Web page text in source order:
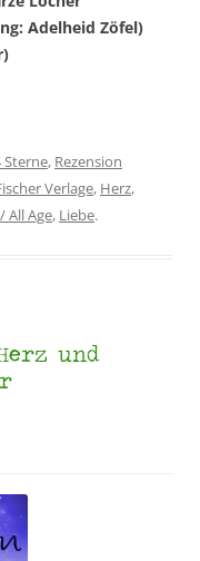
Adelheid Zöfel)
Sterne, Rezension
Verlage, Herz,
All Age, Liebe.
und